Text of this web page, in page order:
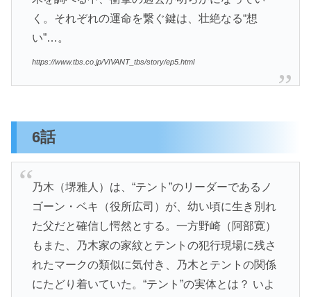
く。それぞれの運命を繋ぐ鍵は、壮絶なる“想
い”…。
https://www.tbs.co.jp/VIVANT_tbs/story/ep5.html
6話
乃木（堺雅人）は、“テント”のリーダーであるノ
ゴーン・ベキ（役所広司）が、幼い頃に生き別れ
た父だと確信し愕然とする。一方野崎（阿部寛）
もまた、乃木家の家紋とテントの犯行現場に残さ
れたマークの類似に気付き、乃木とテントの関係
にたどり着いていた。“テント”の実体とは？ いよ